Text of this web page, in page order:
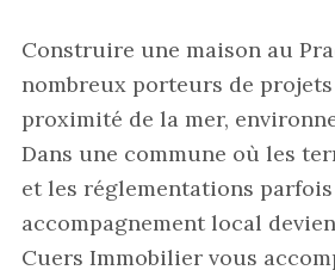
Construire une maison au
nombreux porteurs de
proximité de la mer,
Dans une commune où les
et les réglementations
accompagnement local
Cuers Immobilier vous